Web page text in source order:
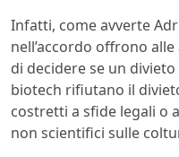
Infatti, come avverte
nell’accordo offrono
di decidere se un
biotech rifiutano il
costretti a sfide legali o
non scientifici sulle